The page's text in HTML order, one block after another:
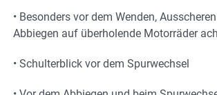
• Besonders vor dem Wenden,
Abbiegen auf überholende Motorräder
• Schulterblick vor dem Spurwechsel